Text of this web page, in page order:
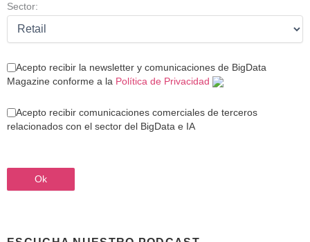
Sector:
Acepto recibir la newsletter y comunicaciones de BigData
Magazine conforme a la Política de Privacidad
Acepto recibir comunicaciones comerciales de terceros
relacionados con el sector del BigData e IA